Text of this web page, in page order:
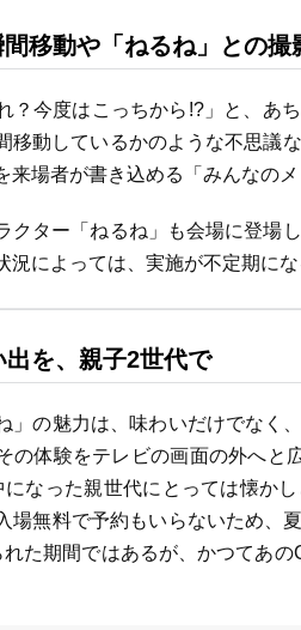
移動や「ねるね」との撮
？今度はこっちから!?」と、あ
移動しているかのような不思議
来場者が書き込める「みんなの
クター「ねるね」も会場に登場
況によっては、実施が不定期にな
を、親子2世代で
」の魅力は、味わいだけでな
の体験をテレビの画面の外へと
なった親世代にとっては懐か
場無料で予約もいらないため、
た期間ではあるが、かつてあ